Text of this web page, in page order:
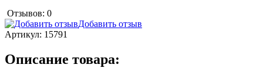
Отзывов: 0
Добавить отзыв
Артикул: 15791
Описание товара: